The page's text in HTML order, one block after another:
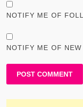
NOTIFY ME OF
NOTIFY ME OF NEW